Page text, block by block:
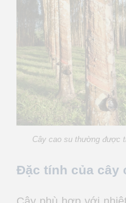
Cây cao su thường được
Đặc tính của cây